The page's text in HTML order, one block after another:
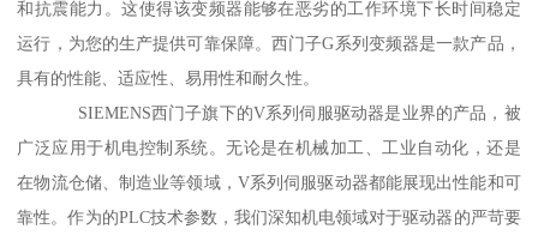
和抗震能力。这使得该变频器能够在恶劣的工作环境下长时间稳定
运行，为您的生产提供可靠保障。西门子G系列变频器是一款产品，
具有的性能、适应性、易用性和耐久性。
SIEMENS西门子旗下的V系列伺服驱动器是业界的产品，被
广泛应用于机电控制系统。无论是在机械加工、工业自动化，还是
在物流仓储、制造业等领域，V系列伺服驱动器都能展现出性能和可
靠性。作为的PLC技术参数，我们深知机电领域对于驱动器的严苛要